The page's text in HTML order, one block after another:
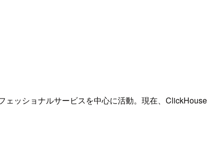
ッショナルサービスを中心に活動。現在、ClickHouse